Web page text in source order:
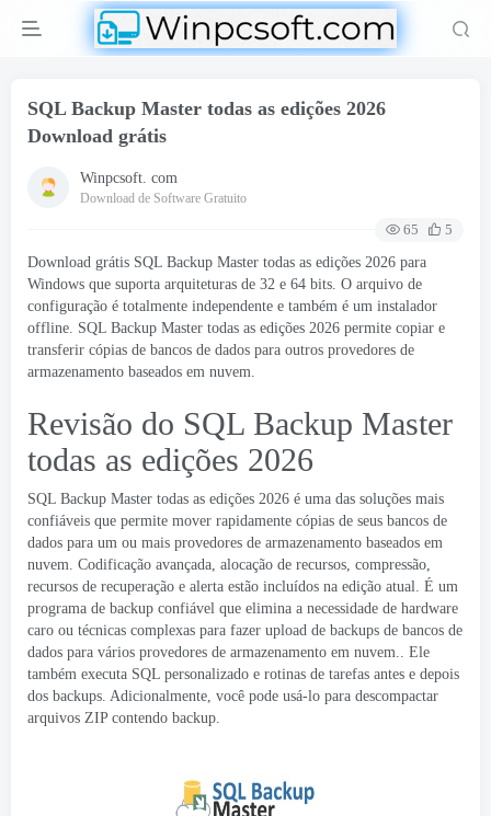
SQL Backup Master todas as edições 2026
Download grátis
Winpcsoft. com
Download de Software Gratuito
65
5
Download grátis SQL Backup Master todas as edições 2026 para
Windows que suporta arquiteturas de 32 e 64 bits. O arquivo de
configuração é totalmente independente e também é um instalador
offline. SQL Backup Master todas as edições 2026 permite copiar e
transferir cópias de bancos de dados para outros provedores de
armazenamento baseados em nuvem.
Revisão do SQL Backup Master
todas as edições 2026
SQL Backup Master todas as edições 2026 é uma das soluções mais
confiáveis ​​que permite mover rapidamente cópias de seus bancos de
dados para um ou mais provedores de armazenamento baseados em
nuvem. Codificação avançada, alocação de recursos, compressão,
recursos de recuperação e alerta estão incluídos na edição atual. É um
programa de backup confiável que elimina a necessidade de hardware
caro ou técnicas complexas para fazer upload de backups de bancos de
dados para vários provedores de armazenamento em nuvem.. Ele
também executa SQL personalizado e rotinas de tarefas antes e depois
dos backups. Adicionalmente, você pode usá-lo para descompactar
arquivos ZIP contendo backup.